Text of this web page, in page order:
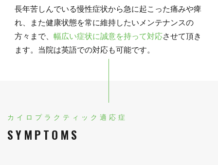
長年苦しんでいる慢性症状から急に起こった痛みや痺
れ、また健康状態を常に維持したいメンテナンスの
方々まで、 幅広い症状に誠意を持って対応させて頂き
ます。当院は英語での対応も可能です。
カイロプラクティック適応症
SYMPTOMS